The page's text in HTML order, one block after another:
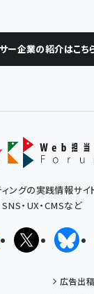
ー企業の紹介はこち
ングの実践情報サイ
SNS・UX・CMSなど
FacebookX(エックス)
広告出